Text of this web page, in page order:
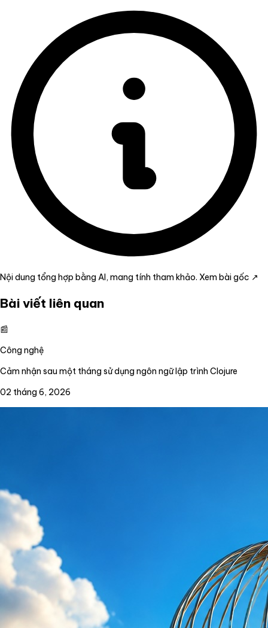
Nội dung tổng hợp bằng AI, mang tính tham khảo. Xem bài gốc ↗
Bài viết liên quan
📰
Công nghệ
Cảm nhận sau một tháng sử dụng ngôn ngữ lập trình Clojure
02 tháng 6, 2026